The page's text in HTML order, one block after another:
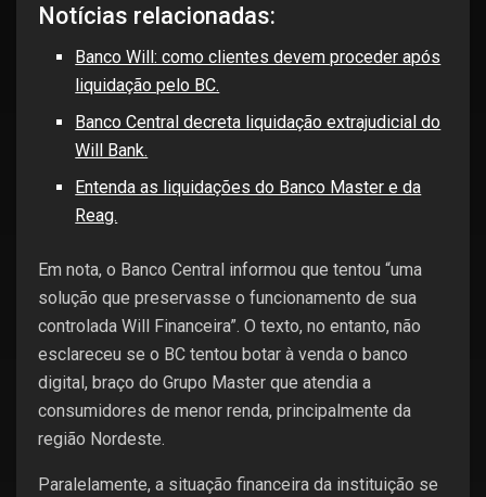
Notícias relacionadas:
Banco Will: como clientes devem proceder após
liquidação pelo BC.
Banco Central decreta liquidação extrajudicial do
Will Bank.
Entenda as liquidações do Banco Master e da
Reag.
Em nota, o Banco Central informou que tentou “uma
solução que preservasse o funcionamento de sua
controlada Will Financeira”. O texto, no entanto, não
esclareceu se o BC tentou botar à venda o banco
digital, braço do Grupo Master que atendia a
consumidores de menor renda, principalmente da
região Nordeste.
Paralelamente, a situação financeira da instituição se